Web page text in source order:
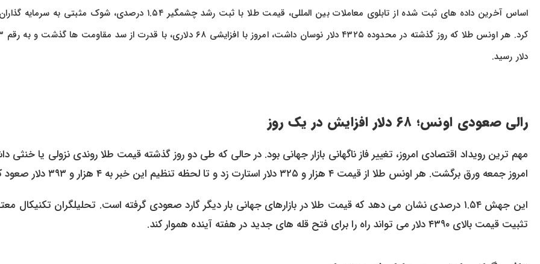
اساس آخرین داده های ثبت شده از تابلوی معاملات بین المللی، قیمت طلا با ثبت رشد چشمگیر ۱.۵۴ درصدی، شوک مثبتی به
کرد. هر
دلار رسید.
رالی صعودی اونس؛ ۶۸ دلار افزایش در یک روز
مهم ترین رویداد اقتصادی امروز، تغییر فاز ناگهانی بازار جهانی بود. در حالی که طی دو روز گذشته قیمت طلا روندی نزولی یا خنثی
امروز جمعه ورق برگشت. هر اونس طلا از قیمت ۴ هزار و ۳۲۵ دلار استارت زد و تا لحظه تنظیم این خبر به ۴ هزار و ۳۹۳ دلار صعود کرد.
این جهش ۱.۵۴ درصدی نشان می دهد که قیمت طلا در بازارهای جهانی بار دیگر گارد صعودی گرفته است. تحلیلگران تکنیکال
تثبیت قیمت بالای ۴۳۹۰ دلار می تواند راه را برای فتح قله های جدید در هفته آینده هموار کند.